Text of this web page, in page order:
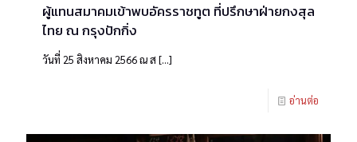
ผู้แทนสมาคมเข้าพบอัครราชทูต ที่ปรึกษาฝ่ายกงสุล
ไทย ณ กรุงปักกิ่ง
วันที่ 25 สิงหาคม 2566 ณ ส[…]
อ่านต่อ